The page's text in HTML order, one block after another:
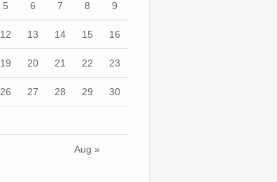
Aug »
5 6 7 8 9
12 13 14 15 16
19 20 21 22 23
26 27 28 29 30